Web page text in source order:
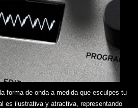
forma de onda a medida que esculpes tu
es ilustrativa y atractiva, representando